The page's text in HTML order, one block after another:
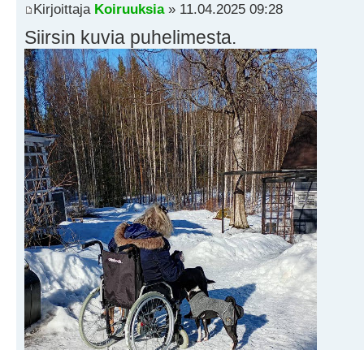
Kirjoittaja Koiruuksia» 11.04.2025 09:28
Siirsin kuvia puhelimesta.